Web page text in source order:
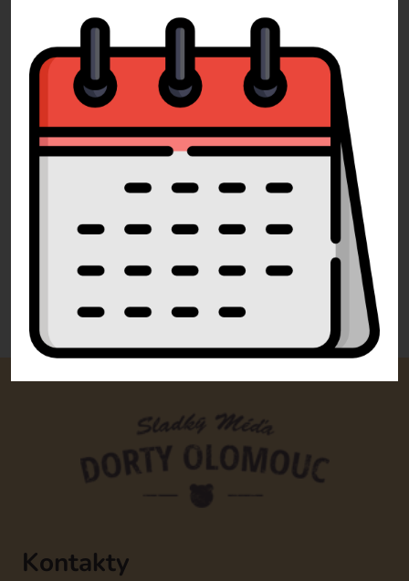
Nevíte si rady?
Pomůžeme Vám
Volejte
+420 732 729 300
Kontakty